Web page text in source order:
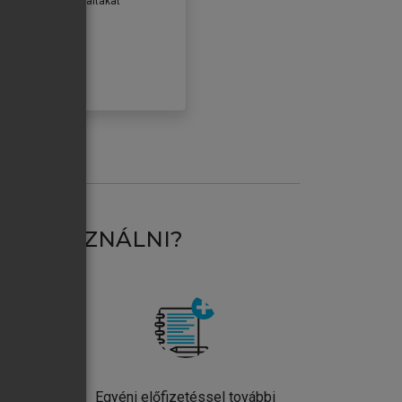
HASZNÁLNI?
Egyéni előfizetéssel további